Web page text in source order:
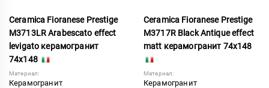
Ceramica Fioranese Prestige
M3713LR Arabescato effect
levigato керамогранит
74x148
Материал:
Керамогранит
Ceramica Fioranese Prestige
M3717R Black Antique effect
matt керамогранит 74x148
Материал:
Керамогранит